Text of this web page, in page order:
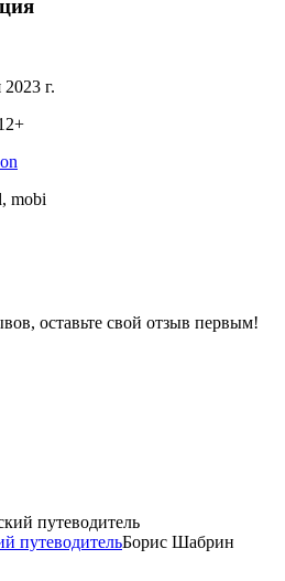
2023 г.
+
mobi
оставьте свой отзыв первым!
путеводительБорис Шабрин